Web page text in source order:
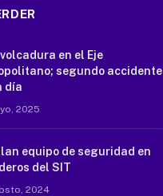
en el Eje
segundo accidente
día
2025
equipo de seguridad en
del SIT
2024